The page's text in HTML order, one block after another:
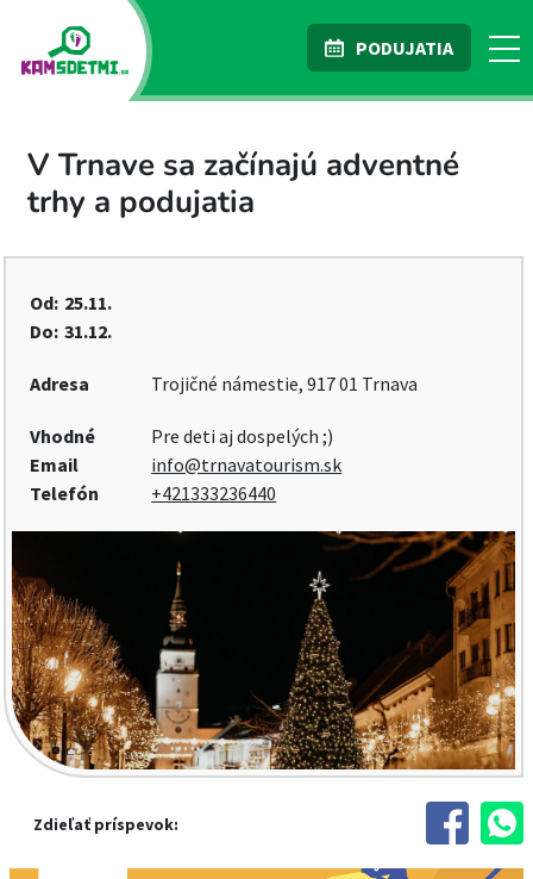
PODUJATIA
V Trnave sa začínajú adventné
trhy a podujatia
Od: 25.11.
Do: 31.12.
Adresa Trojičné námestie, 917 01 Trnava
Vhodné
Pre deti aj dospelých ;)
Email
info@trnavatourism.sk
Telefón
+421333236440
Zdieľať príspevok: